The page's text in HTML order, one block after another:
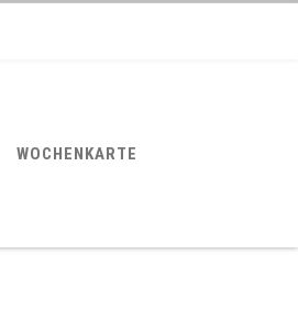
WOCHENKARTE